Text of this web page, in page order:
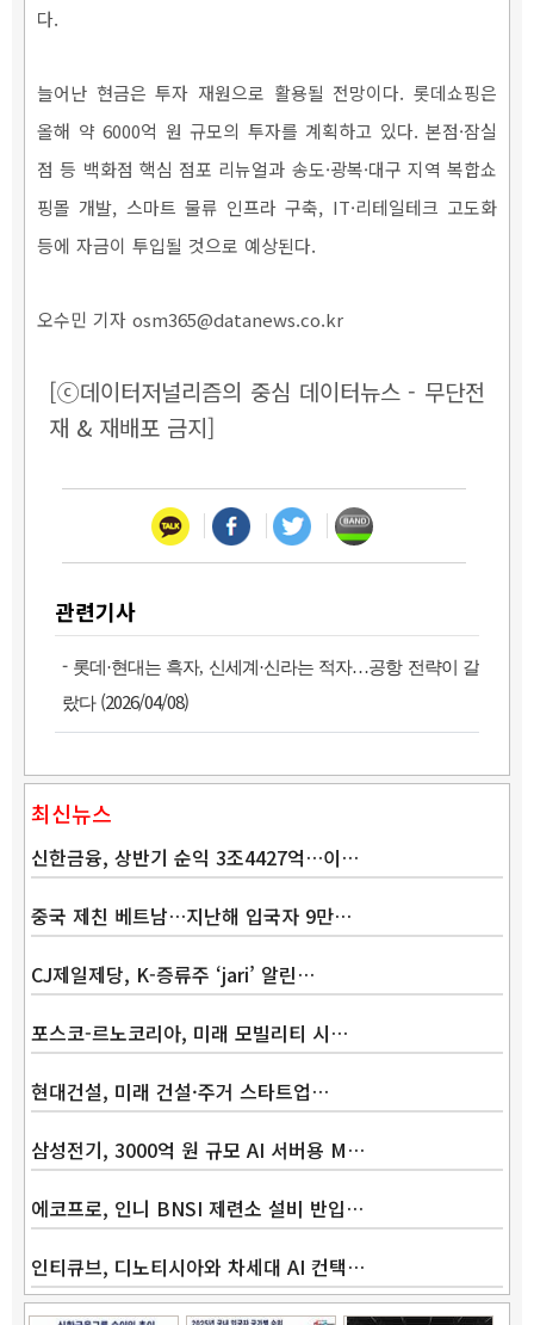
다.
늘어난 현금은 투자 재원으로 활용될 전망이다. 롯데쇼핑은
올해 약 6000억 원 규모의 투자를 계획하고 있다. 본점·잠실
점 등 백화점 핵심 점포 리뉴얼과 송도·광복·대구 지역 복합쇼
핑몰 개발, 스마트 물류 인프라 구축, IT·리테일테크 고도화
등에 자금이 투입될 것으로 예상된다.
오수민 기자 osm365@datanews.co.kr
[ⓒ데이터저널리즘의 중심 데이터뉴스 - 무단전
재 & 재배포 금지]
관련기사
- 롯데·현대는 흑자, 신세계·신라는 적자…공항 전략이 갈
랐다(2026/04/08)
최신뉴스
신한금융, 상반기 순익 3조4427억…이…
중국 제친 베트남…지난해 입국자 9만…
CJ제일제당, K-증류주 ‘jari’ 알린…
포스코-르노코리아, 미래 모빌리티 시…
현대건설, 미래 건설·주거 스타트업…
삼성전기, 3000억 원 규모 AI 서버용 M…
에코프로, 인니 BNSI 제련소 설비 반입…
인티큐브, 디노티시아와 차세대 AI 컨택…